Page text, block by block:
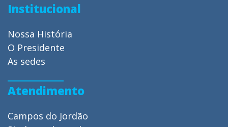
Institucional
Nossa História
O Presidente
As sedes
Atendimento
Campos do Jordão